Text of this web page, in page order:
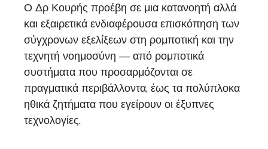
Ο Δρ Κουρής προέβη σε μια κατανοητή αλλά
και εξαιρετικά ενδιαφέρουσα επισκόπηση των
σύγχρονων εξελίξεων στη ρομποτική και την
τεχνητή νοημοσύνη — από ρομποτικά
συστήματα που προσαρμόζονται σε
πραγματικά περιβάλλοντα, έως τα πολύπλοκα
ηθικά ζητήματα που εγείρουν οι έξυπνες
τεχνολογίες.